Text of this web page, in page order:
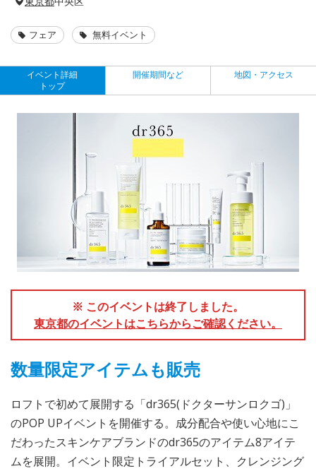
フェア 無料イベント
イベント詳細
トップ
開催期間など 地図・アクセス
※ このイベントは終了しました。
東京都のイベントはこちらからご確認ください。
数量限定アイテムも販売
ロフトで初めて展開する「dr365(ドクターサンロクゴ)」
のPOP UPイベントを開催する。成分配合や使い心地にこ
だわったスキンケアブランドのdr365のアイテム8アイテ
ムを展開。イベント限定トライアルセット、クレンジング